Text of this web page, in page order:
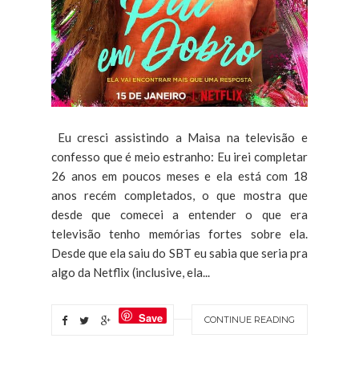
Eu cresci assistindo a Maisa na televisão e
confesso que é meio estranho: Eu irei completar
26 anos em poucos meses e ela está com 18
anos recém completados, o que mostra que
desde que comecei a entender o que era
televisão tenho memórias fortes sobre ela.
Desde que ela saiu do SBT eu sabia que seria pra
algo da Netflix (inclusive, ela...
CONTINUE READING
Save